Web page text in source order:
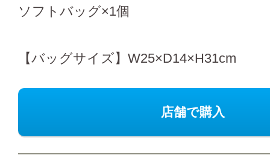
ソフトバッグ×1個
【バッグサイズ】W25×D14×H31cm
店舗で購入